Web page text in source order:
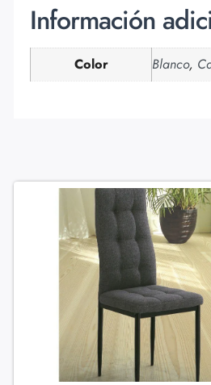
Información
Color Blanco,